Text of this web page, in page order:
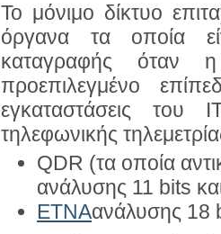
Το μόνιμο δίκτυο
όργανα τα οποία
καταγραφής όταν
προεπιλεγμένο
εγκαταστάσεις
τηλεφωνικής
QDR (τα οποία
ανάλυσης 11 bits
ETNAανάλυσης 18